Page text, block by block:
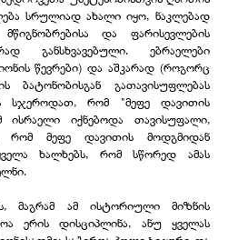
სრულიად ახალი იყო, ნაკლებად
და ფარისევლების
განსხვავებული. ებრაელები
წევრები) და აშკარად (როგორც
ბატონობისგან გათავისუფლებას
სჯეროდათ, რომ "მეფე დავითის
იქნებოდა თავისუფალი,
მეფე დავითის მოდგმიდან
ხალხებს, რომ სწორედ ამას
მაგრამ ამ ისტორიული მიზნის
ერის დისციპლინა, ანუ ყველას